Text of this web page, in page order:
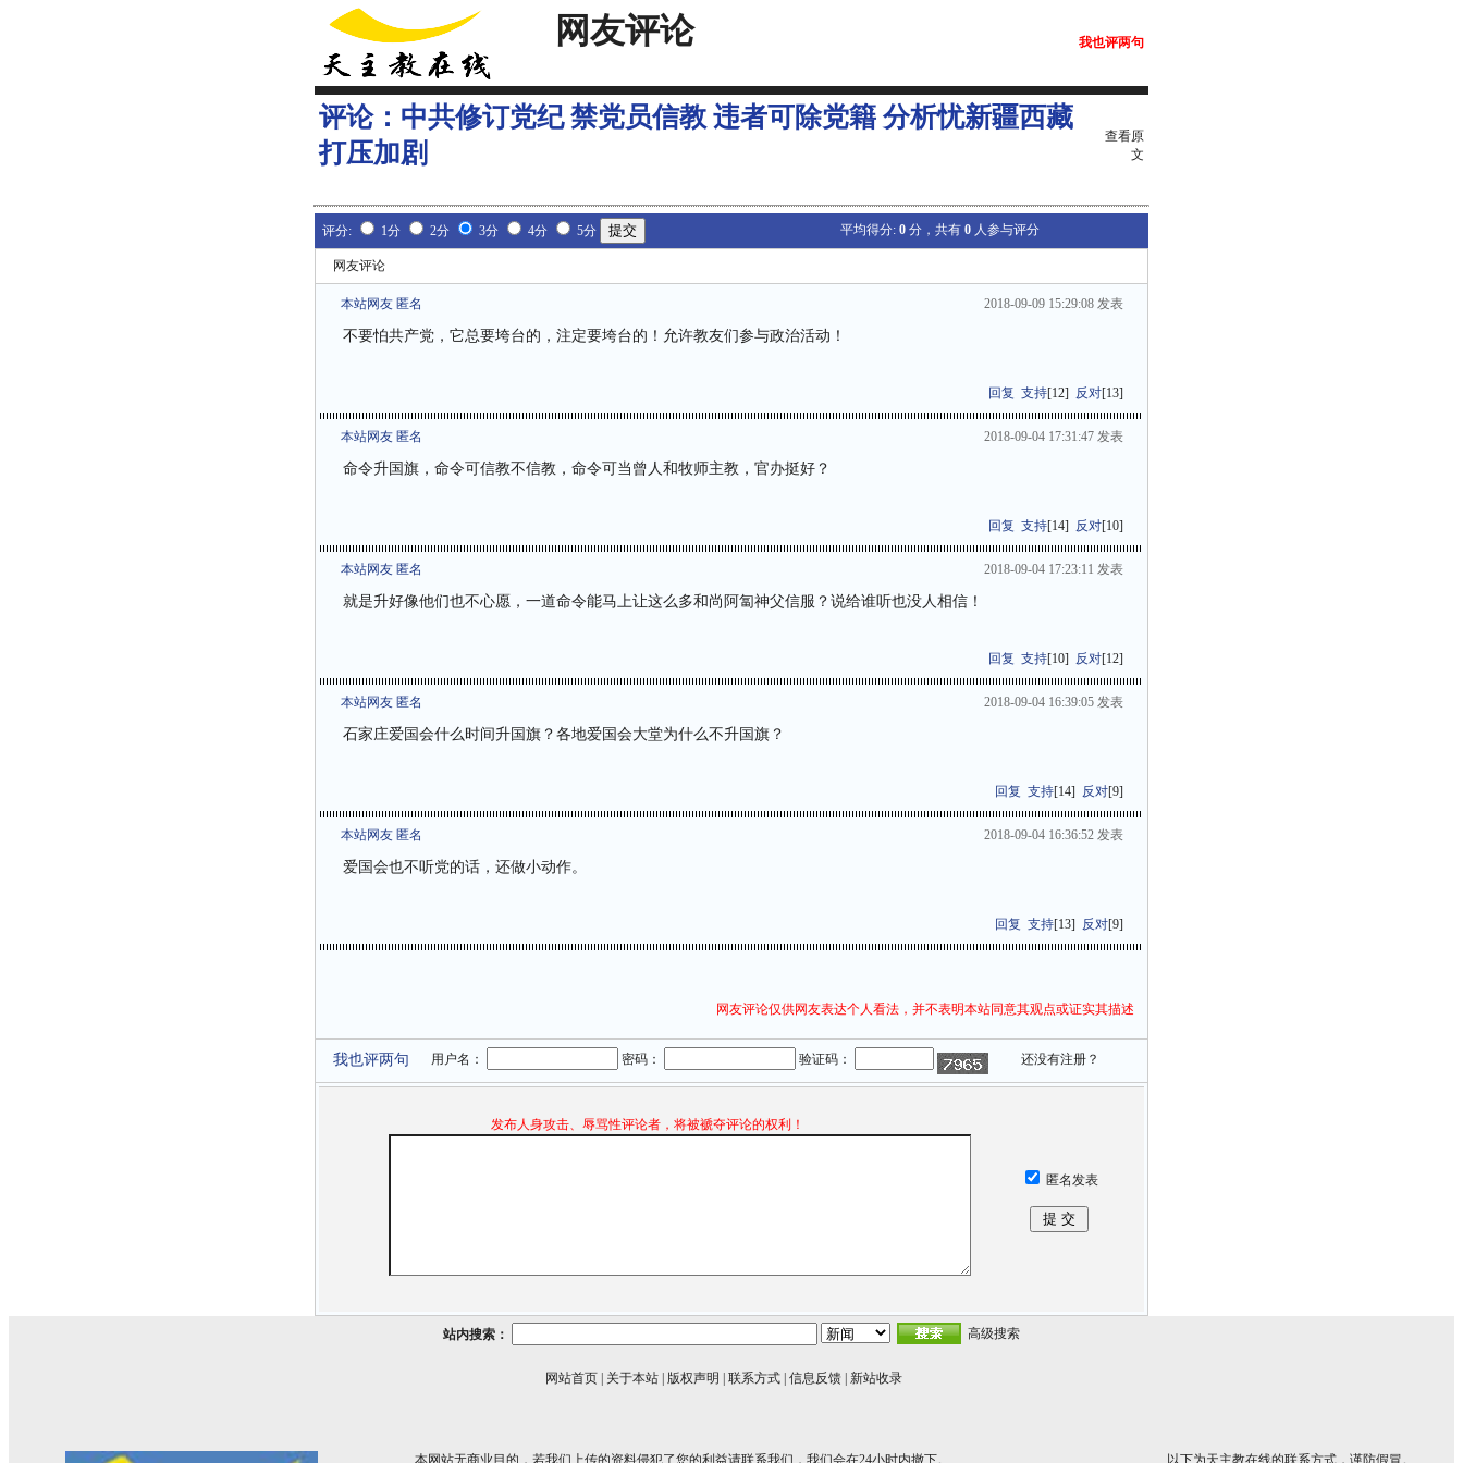
网友评论 我也评两句
评论： 中共修订党纪 禁党员信教 违者可除党籍 分析忧新疆西藏
打压加剧
查看原
文
评分: 1分 2分 3分 4分 5分 平均得分: 0 分，共有 0 人参与评分
网友评论
本站网友 匿名 2018-09-09 15:29:08 发表
不要怕共产党，它总要垮台的，注定要垮台的！允许教友们参与政治活动！
回复 支持[12] 反对[13]
本站网友 匿名 2018-09-04 17:31:47 发表
命令升国旗，命令可信教不信教，命令可当曾人和牧师主教，官办挺好？
回复 支持[14] 反对[10]
本站网友 匿名 2018-09-04 17:23:11 发表
就是升好像他们也不心愿，一道命令能马上让这么多和尚阿匐神父信服？说给谁听也没人相信！
回复 支持[10] 反对[12]
本站网友 匿名 2018-09-04 16:39:05 发表
石家庄爱国会什么时间升国旗？各地爱国会大堂为什么不升国旗？
回复 支持[14] 反对[9]
本站网友 匿名 2018-09-04 16:36:52 发表
爱国会也不听党的话，还做小动作。
回复 支持[13] 反对[9]
网友评论仅供网友表达个人看法，并不表明本站同意其观点或证实其描述
我也评两句 用户名： 密码： 验证码： 还没有注册？
发布人身攻击、辱骂性评论者，将被褫夺评论的权利！
匿名发表
站内搜索： 高级搜索
网站首页 关于本站 版权声明 联系方式 信息反馈 新站收录
本网站无商业目的，若我们上传的资料侵犯了您的利益请联系我们，我们会在24小时内撤下。 以下为天主教在线的联系方式，谨防假冒。